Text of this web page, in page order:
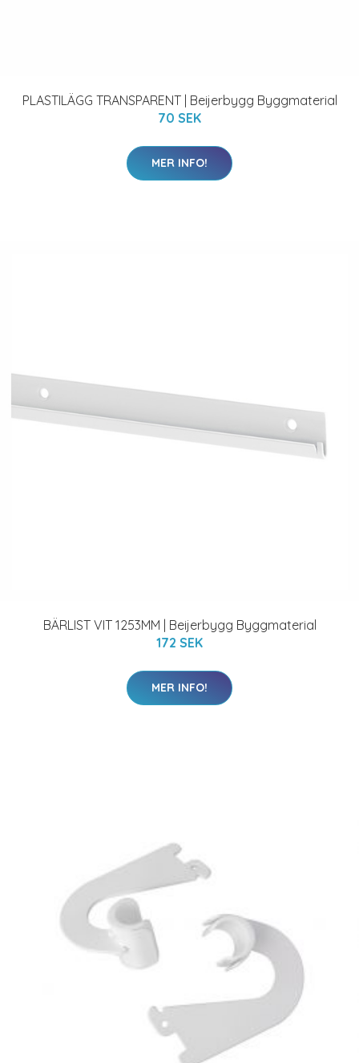
PLASTILÄGG TRANSPARENT | Beijerbygg Byggmaterial
70 SEK
MER INFO!
BÄRLIST VIT 1253MM | Beijerbygg Byggmaterial
172 SEK
MER INFO!